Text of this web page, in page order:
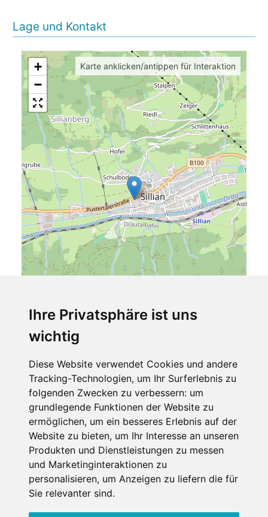
Ihre Privatsphäre ist uns
wichtig
Diese Website verwendet Cookies und andere
Tracking-Technologien, um Ihr Surferlebnis zu
folgenden Zwecken zu verbessern: um
grundlegende Funktionen der Website zu
ermöglichen, um ein besseres Erlebnis auf der
Website zu bieten, um Ihr Interesse an unseren
Produkten und Dienstleistungen zu messen
und Marketinginteraktionen zu
personalisieren, um Anzeigen zu liefern die für
Sie relevanter sind.
Lage und Kontakt
+
−
Karte anklicken/antippen für Interaktion
Holiday Apartment Sillian
Sillian 132
9920 Sillian
Tirol
Österreich
Telefon
+393358039900